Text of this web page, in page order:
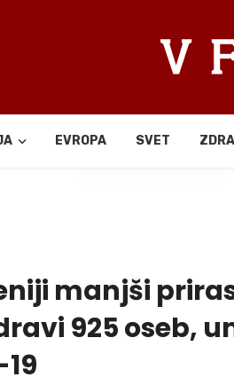
EVROPA SVET
Deli
manjši
925 oseb,